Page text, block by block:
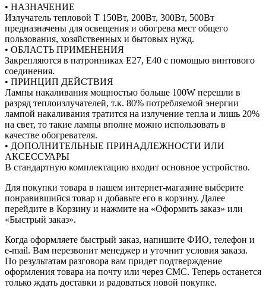
• НАЗНАЧЕНИЕ
Излучатель тепловой Т 150Вт, 200Вт, 300Вт, 500Вт
предназначены для освещения и обогрева мест общего
пользования, хозяйственных и бытовых нужд.
• ОБЛАСТЬ ПРИМЕНЕНИЯ
Закрепляются в патронниках Е27, Е40 с помощью винтового
соединения.
• ПРИНЦИП ДЕЙСТВИЯ
Лампы накаливания мощностью больше 100W перешли в
разряд теплоизлучателей, т.к. 80% потребляемой энергии
лампой накаливания тратится на излучение тепла и лишь 20%
на свет, то такие лампы вполне можно использовать в
качестве обогревателя.
• ДОПОЛНИТЕЛЬНЫЕ ПРИНАДЛЕЖНОСТИ ИЛИ
АКСЕССУАРЫ
В стандартную комплектацию входит основное устройство.
Для покупки товара в нашем интернет-магазине выберите
понравившийся товар и добавьте его в корзину. Далее
перейдите в Корзину и нажмите на «Оформить заказ» или
«Быстрый заказ».
Когда оформляете быстрый заказ, напишите ФИО, телефон и
e-mail. Вам перезвонит менеджер и уточнит условия заказа.
По результатам разговора вам придет подтверждение
оформления товара на почту или через СМС. Теперь останется
только ждать доставки и радоваться новой покупке.